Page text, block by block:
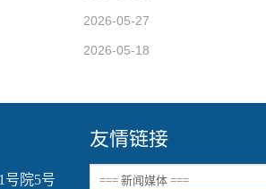
2026-05-27
2026-05-18
院5号
友情链接